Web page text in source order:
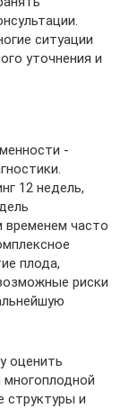
ситуации
уточнения и
-
12 недель,
временем часто
плода,
риски
оценить
многоплодной
структуры и